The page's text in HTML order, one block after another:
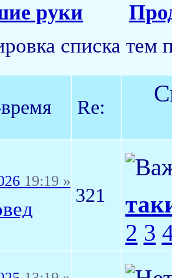
руки
списка тем
Re:
19:19 »
321
2 3